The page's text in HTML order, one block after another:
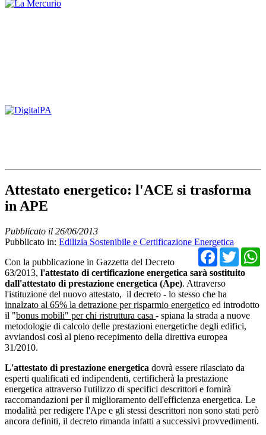
Attestato energetico: l'ACE si trasforma
in APE
Pubblicato il 26/06/2013
Pubblicato in: Edilizia Sostenibile e Certificazione Energetica
Con la pubblicazione in Gazzetta del Decreto
63/2013, l'attestato di certificazione energetica sarà sostituito
dall'attestato di prestazione energetica (Ape). Attraverso
l'istituzione del nuovo attestato, il decreto - lo stesso che ha
innalzato al 65% la detrazione per risparmio energetico ed introdotto
il "bonus mobili" per chi ristruttura casa - spiana la strada a nuove
metodologie di calcolo delle prestazioni energetiche degli edifici,
avviandosi così al pieno recepimento della direttiva europea
31/2010.
L'attestato di prestazione energetica dovrà essere rilasciato da
esperti qualificati ed indipendenti, certificherà la prestazione
energetica attraverso l'utilizzo di specifici descrittori e fornirà
raccomandazioni per il miglioramento dell'efficienza energetica. Le
modalità per redigere l'Ape e gli stessi descrittori non sono stati però
ancora definiti, il decreto rimanda infatti a successivi provvedimenti.